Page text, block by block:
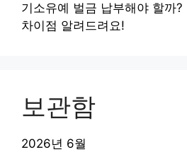
기소유예 벌금 납부해야 할까?
차이점 알려드려요!
보관함
2026년 6월